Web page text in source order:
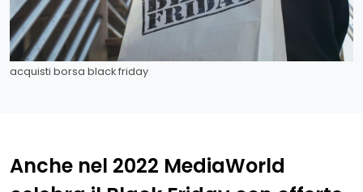
acquisti borsa black friday
Anche nel 2022 MediaWorld